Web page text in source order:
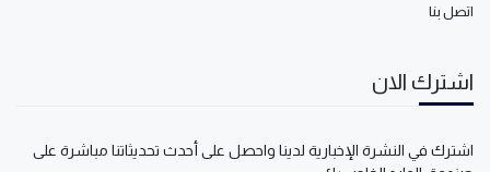
اتصل بنا
اشترك الان
اشترك في النشرة الإخبارية لدينا واحصل على أحدث تحديثاتنا مباشرة على